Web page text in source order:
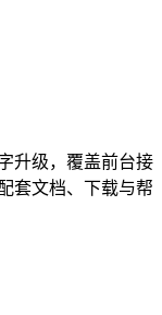
升级，覆盖前台接
套文档、下载与帮